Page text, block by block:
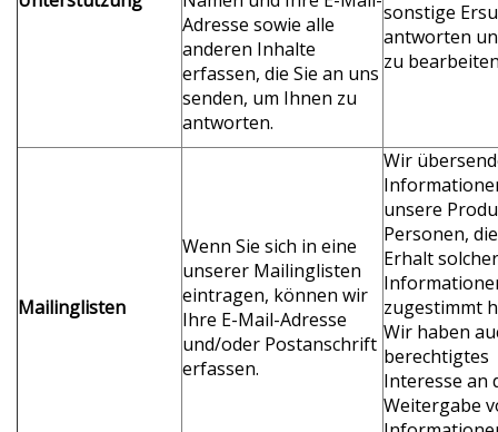
Adresse sowie alle
anderen Inhalte
erfassen, die Sie an uns
senden, um Ihnen zu
antworten.
sonstige
antworten
zu
Mailinglisten
Wenn Sie sich in eine
unserer Mailinglisten
eintragen, können wir
Ihre E-Mail-Adresse
und/oder Postanschrift
erfassen.
Wir
unsere
Personen,
Erhalt solcher
zugestimmt
Wir haben
berechtigtes
Interesse an
Weitergabe